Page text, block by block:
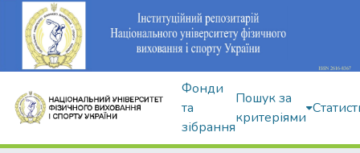
Фонди
та
зібрання
Пошук за
критеріями